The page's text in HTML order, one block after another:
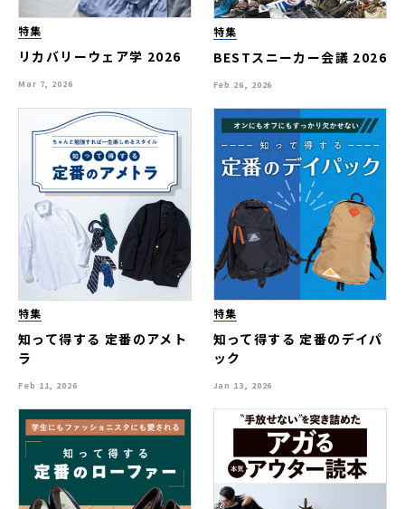
特集
リカバリーウェア学 2026
Mar 7, 2026
特集
BESTスニーカー会議 2026
Feb 26, 2026
特集
知って得する 定番のアメト
ラ
Feb 11, 2026
特集
知って得する 定番のデイパ
ック
Jan 13, 2026